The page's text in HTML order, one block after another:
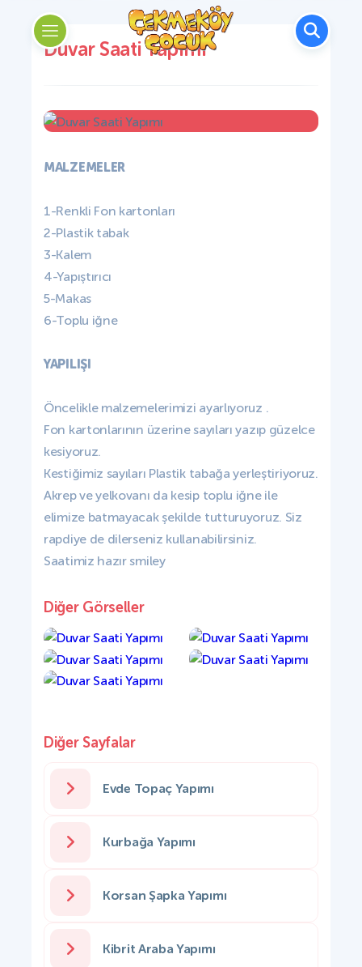
Duvar Saati Yapımı
MALZEMELER
1-Renkli Fon kartonları
2-Plastik tabak
3-Kalem
4-Yapıştırıcı
5-Makas
6-Toplu iğne
YAPILIŞI
Öncelikle malzemelerimizi ayarlıyoruz .
Fon kartonlarının üzerine sayıları yazıp güzelce
kesiyoruz.
Kestiğimiz sayıları Plastik tabağa yerleştiriyoruz.
Akrep ve yelkovanı da kesip toplu iğne ile
elimize batmayacak şekilde tutturuyoruz. Siz
rapdiye de dilerseniz kullanabilirsiniz.
Saatimiz hazır smiley
Diğer Görseller
Diğer Sayfalar
Evde Topaç Yapımı
Kurbağa Yapımı
Korsan Şapka Yapımı
Kibrit Araba Yapımı